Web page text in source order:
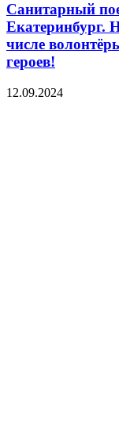
Санитарный
Екатеринбург.
числе
героев!
12.09.2024